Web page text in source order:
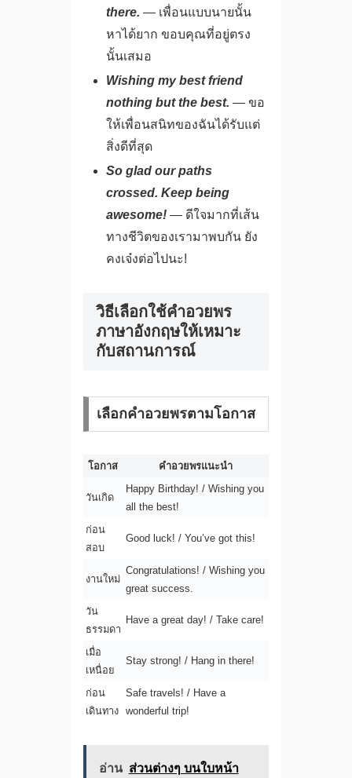
there. — เพื่อนแบบนายนั้น
หาได้ยาก ขอบคุณที่อยู่ตรง
นั้นเสมอ
Wishing my best friend
nothing but the best. — ขอ
ให้เพื่อนสนิทของฉันได้รับแต่
สิ่งดีที่สุด
So glad our paths
crossed. Keep being
awesome!— ดีใจมากที่เส้น
ทางชีวิตของเรามาพบกัน ยัง
คงเจ๋งต่อไปนะ!
วิธีเลือกใช้คําอวยพร
ภาษาอังกฤษให้เหมาะ
กับสถานการณ์
เลือกคำอวยพรตามโอกาส
โอกาส คำอวยพรแนะนำ
วันเกิด
Happy Birthday! / Wishing you
all the best!
ก่อน
สอบ
Good luck! / You’ve got this!
งานใหม่
Congratulations! / Wishing you
great success.
วัน
ธรรมดา
Have a great day! / Take care!
เมื่อ
เหนื่อย
Stay strong! / Hang in there!
ก่อน
เดินทาง
Safe travels! / Have a
wonderful trip!
อ่าน ส่วนต่างๆ บนใบหน้า